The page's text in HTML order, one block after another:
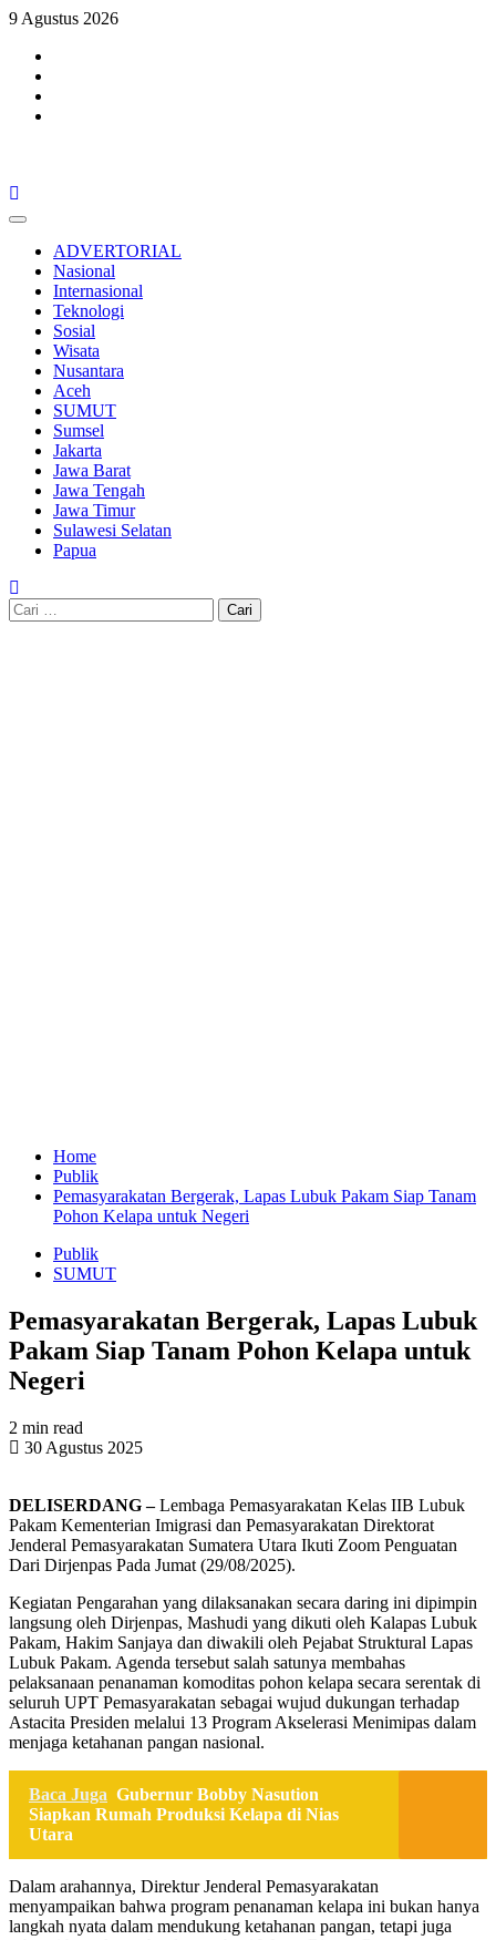
Skip
content
9 Agustus 2026
Primary
ADVERTORIAL
Nasional
Internasional
Teknologi
Sosial
Wisata
Nusantara
Aceh
SUMUT
Sumsel
Jakarta
Jawa Barat
Jawa Tengah
Jawa Timur
Sulawesi Selatan
Papua
Cari
untuk:
Home
Publik
Pemasyarakatan Bergerak, Lapas Lubuk Pakam Siap Tanam
Pohon Kelapa untuk Negeri
Publik
SUMUT
Pemasyarakatan Bergerak, Lapas Lubuk
Pakam Siap Tanam Pohon Kelapa untuk
Negeri
2 min read
30 Agustus 2025
DELISERDANG –Lembaga Pemasyarakatan Kelas IIB Lubuk
Pakam Kementerian Imigrasi dan Pemasyarakatan Direktorat
Jenderal Pemasyarakatan Sumatera Utara Ikuti Zoom Penguatan
Dari Dirjenpas Pada Jumat (29/08/2025).
Kegiatan Pengarahan yang dilaksanakan secara daring ini dipimpin
langsung oleh Dirjenpas, Mashudi yang dikuti oleh Kalapas Lubuk
Pakam, Hakim Sanjaya dan diwakili oleh Pejabat Struktural Lapas
Lubuk Pakam. Agenda tersebut salah satunya membahas
pelaksanaan penanaman komoditas pohon kelapa secara serentak di
seluruh UPT Pemasyarakatan sebagai wujud dukungan terhadap
Astacita Presiden melalui 13 Program Akselerasi Menimipas dalam
menjaga ketahanan pangan nasional.
Baca Juga Gubernur Bobby Nasution
Siapkan Rumah Produksi Kelapa di Nias
Utara
Dalam arahannya, Direktur Jenderal Pemasyarakatan
menyampaikan bahwa program penanaman kelapa ini bukan hanya
langkah nyata dalam mendukung ketahanan pangan, tetapi juga